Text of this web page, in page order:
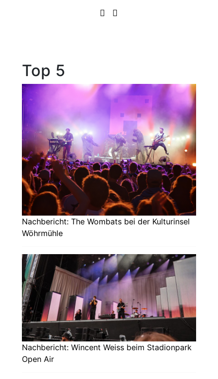
Top 5
Nachbericht: The Wombats bei der Kulturinsel
Wöhrmühle
Nachbericht: Wincent Weiss beim Stadionpark
Open Air